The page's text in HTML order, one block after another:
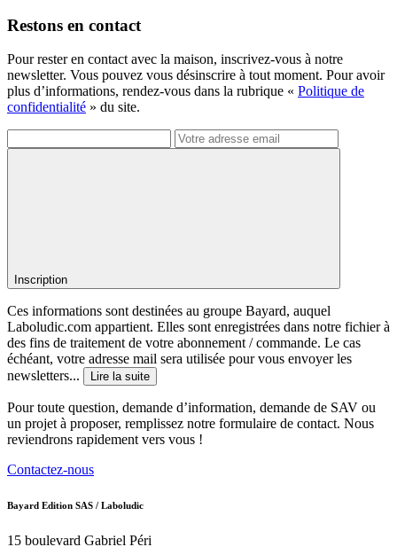
Restons en contact
Pour rester en contact avec la maison, inscrivez-vous à notre
newsletter. Vous pouvez vous désinscrire à tout moment. Pour avoir
plus d’informations, rendez-vous dans la rubrique « Politique de
confidentialité » du site.
Inscription
Ces informations sont destinées au groupe Bayard, auquel
Laboludic.com appartient. Elles sont enregistrées dans notre fichier à
des fins de traitement de votre abonnement / commande. Le cas
échéant, votre adresse mail sera utilisée pour vous envoyer les
newsletters...
Lire la suite
Pour toute question, demande d’information, demande de SAV ou
un projet à proposer, remplissez notre formulaire de contact. Nous
reviendrons rapidement vers vous !
Contactez-nous
Bayard Edition SAS / Laboludic
15 boulevard Gabriel Péri